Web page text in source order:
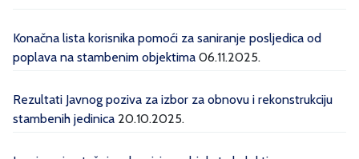
Konačna lista korisnika pomoći za saniranje posljedica od
poplava na stambenim objektima 06.11.2025.
Rezultati Javnog poziva za izbor za obnovu i rekonstrukciju
stambenih jedinica 20.10.2025.